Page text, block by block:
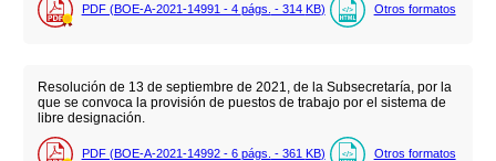
PDF (BOE-A-2021-14991 - 4 págs. - 314 KB) Otros formatos
Resolución de 13 de septiembre de 2021, de la Subsecretaría, por la
que se convoca la provisión de puestos de trabajo por el sistema de
libre designación.
PDF (BOE-A-2021-14992 - 6 págs. - 361 KB) Otros formatos